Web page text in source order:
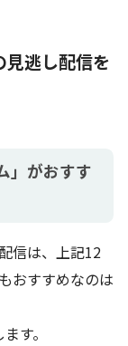
日間無料
2,189円
ください。
間無料
間無料
間無料
見逃し配信を
」がおすす
信は、上記12
おすすめなのは
す。